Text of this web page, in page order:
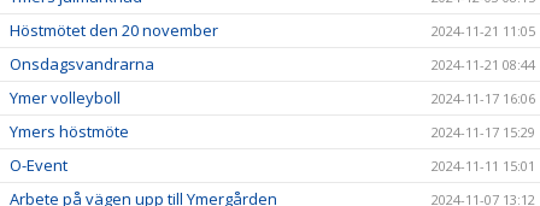
Höstmötet den 20 november 2024-11-21 11:05
Onsdagsvandrarna 2024-11-21 08:44
Ymer volleyboll 2024-11-17 16:06
Ymers höstmöte 2024-11-17 15:29
O-Event 2024-11-11 15:01
Arbete på vägen upp till Ymergården 2024-11-07 13:12